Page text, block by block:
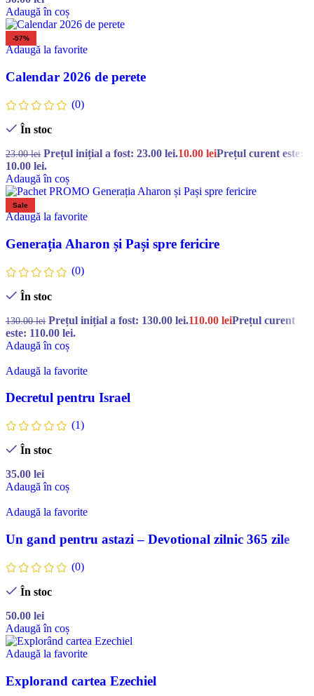
Adaugă în coș
-57%
Adaugă la favorite
Calendar 2026 de perete
(0)
În stoc
23.00lei Prețul inițial a fost: 23.00 lei.10.00 leiPrețul curent este:
10.00 lei.
Adaugă în coș
Sale
Adaugă la favorite
Generația Aharon și Pași spre fericire
(0)
În stoc
130.00lei Prețul inițial a fost: 130.00 lei.110.00 leiPrețul curent
este: 110.00 lei.
Adaugă în coș
Adaugă la favorite
Decretul pentru Israel
(1)
În stoc
35.00 lei
Adaugă în coș
Adaugă la favorite
Un gand pentru astazi – Devotional zilnic 365 zile
(0)
În stoc
50.00 lei
Adaugă în coș
Adaugă la favorite
Explorand cartea Ezechiel